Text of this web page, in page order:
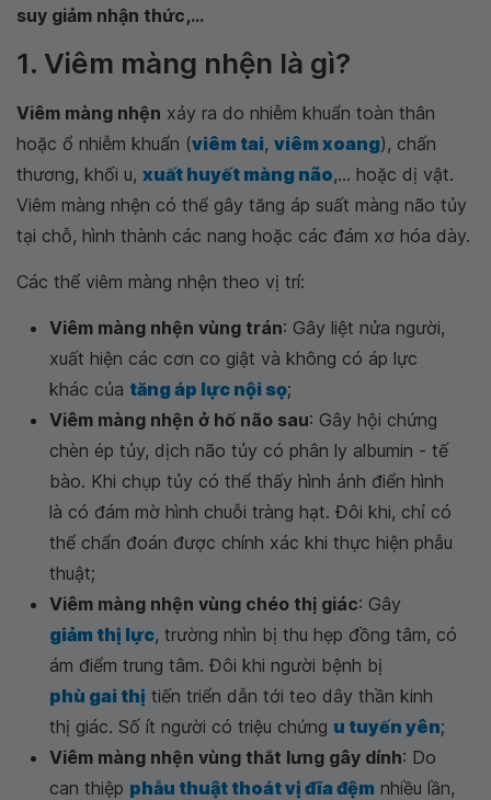
suy giảm nhận thức,...
1. Viêm màng nhện là gì?
Viêm màng nhện xảy ra do nhiễm khuẩn toàn thân
hoặc ổ nhiễm khuẩn (viêm tai, viêm xoang), chấn
thương, khối u, xuất huyết màng não,... hoặc dị vật.
Viêm màng nhện có thể gây tăng áp suất màng não tủy
tại chỗ, hình thành các nang hoặc các đám xơ hóa dày.
Các thể viêm màng nhện theo vị trí:
Viêm màng nhện vùng trán: Gây liệt nửa người,
xuất hiện các cơn co giật và không có áp lực
khác của tăng áp lực nội sọ;
Viêm màng nhện ở hố não sau: Gây hội chứng
chèn ép tủy, dịch não tủy có phân ly albumin - tế
bào. Khi chụp tủy có thể thấy hình ảnh điển hình
là có đám mờ hình chuỗi tràng hạt. Đôi khi, chỉ có
thể chẩn đoán được chính xác khi thực hiện phẫu
thuật;
Viêm màng nhện vùng chéo thị giác: Gây
giảm thị lực, trường nhìn bị thu hẹp đồng tâm, có
ám điểm trung tâm. Đôi khi người bệnh bị
phù gai thị tiến triển dẫn tới teo dây thần kinh
thị giác. Số ít người có triệu chứng u tuyến yên;
Viêm màng nhện vùng thắt lưng gây dính: Do
can thiệp phẫu thuật thoát vị đĩa đệm nhiều lần,